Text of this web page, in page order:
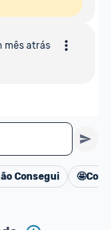
mês atrás
Consegui 🤩